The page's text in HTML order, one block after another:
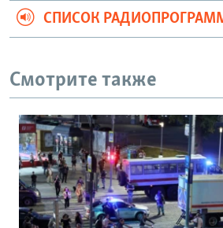
СПИСОК
Смотрите также